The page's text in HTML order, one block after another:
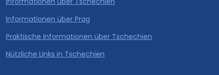
Informationen über Prag
Praktische Informationen über Tschechien
Nützliche Links in Tschechien